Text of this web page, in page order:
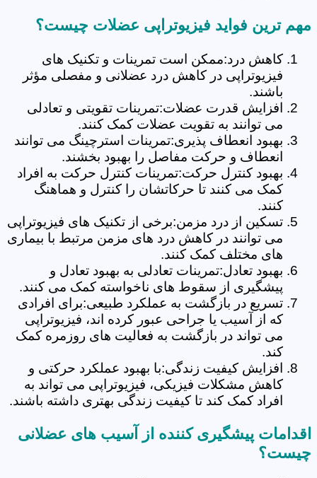
مهم ترین فواید فیزیوتراپی عضلات چیست؟
کاهش درد:ممکن است تمرینات و تکنیک های
فیزیوتراپی در کاهش درد عضلانی و مفصلی مؤثر
باشند.
افزایش قدرت عضلات:تمرینات تقویتی و تعادلی
می توانند به تقویت عضلات کمک کنند.
بهبود انعطاف پذیری:تمرینات استرچینگ می توانند
انعطاف و حرکت مفاصل را بهبود بخشند.
بهبود کنترل حرکت:تمرینات کنترل حرکت به افراد
کمک می کنند تا حرکاتشان را کنترل و هماهنگ
کنند.
تسکین از درد مزمن:برخی از تکنیک های فیزیوتراپی
می توانند در کاهش درد های مزمن مرتبط با بیماری
های مختلف کمک کنند.
بهبود تعادل:تمرینات تعادلی به بهبود تعادل و
پیشگیری از سقوط های ناخواسته کمک می کنند.
تسریع در بازگشت به عملکرد طبیعی:برای افرادی
که از آسیب یا جراحی عبور کرده اند، فیزیوتراپی
می تواند در بازگشت به فعالیت های روزمره کمک
کند.
افزایش کیفیت زندگی:با بهبود عملکرد حرکتی و
کاهش مشکلات فیزیکی، فیزیوتراپی می تواند به
افراد کمک کند تا کیفیت زندگی بهتری داشته باشند.
اقدامات پیشگیری کننده از آسیب های عضلانی
چیست؟